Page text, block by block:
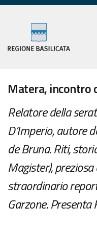
Matera, incontro
Relatore della
D’Imperio, autore
de Bruna. Riti,
Magister),
straordinario
Garzone. Presenta